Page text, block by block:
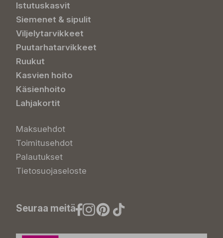
Istutuskasvit
Siemenet & sipulit
Viljelytarvikkeet
Puutarhatarvikkeet
Ruukut
Kasvien hoito
Käsienhoito
Lahjakortit
Maksuehdot
Toimitusehdot
Palautukset
Tietosuojaseloste
Seuraa meitä